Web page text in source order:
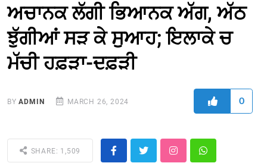
ਅਚਾਨਕ ਲੱਗੀ ਭਿਆਨਕ ਅੱਗ, ਅੱਠ
ਝੁੱਗੀਆਂ ਸੜ ਕੇ ਸੁਆਹ; ਇਲਾਕੇ ਚ
ਮੱਚੀ ਹਫ਼ੜਾ-ਦਫ਼ੜੀ
BYADMIN MARCH 26, 2024 0
SHARE: 1,509